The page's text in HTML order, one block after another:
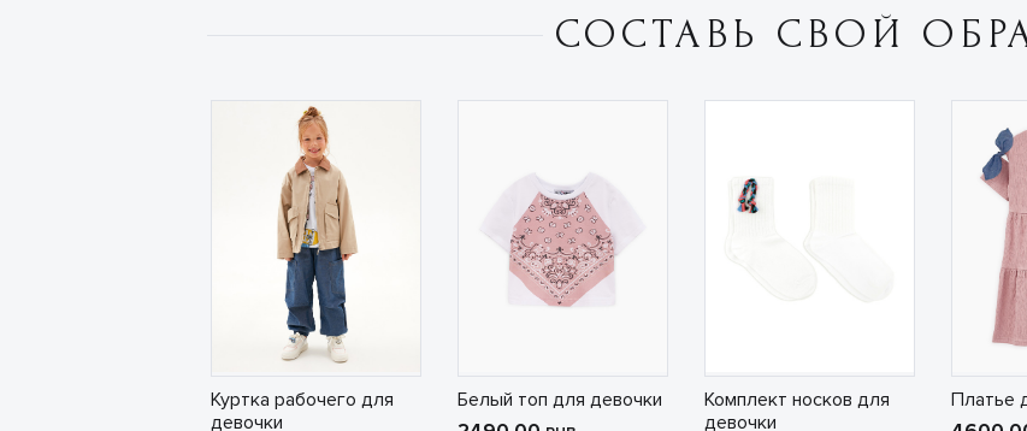
СОСТАВЬ СВОЙ
Куртка рабочего для
девочки
Белый топ для девочки
Комплект носков для
девочки
Платье